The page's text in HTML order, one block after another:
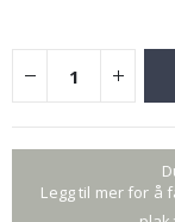
Legg til mer for å